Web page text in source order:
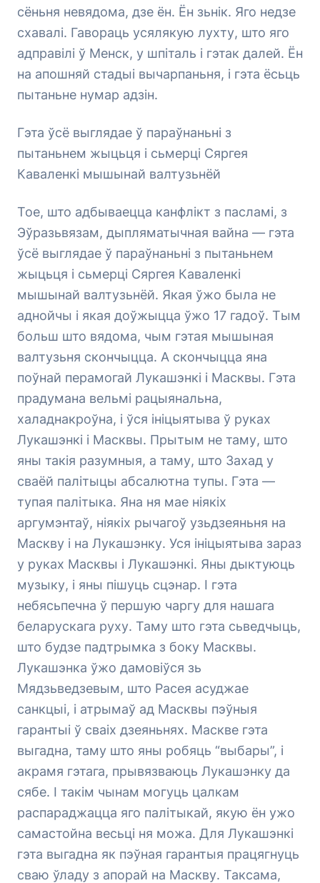
сёньня невядома, дзе ён. Ён зьнік. Яго недзе
схавалі. Гавораць усялякую лухту, што яго
адправілі ў Менск, у шпіталь і гэтак далей. Ён
на апошняй стадыі вычарпаньня, і гэта ёсьць
пытаньне нумар адзін.
Гэта ўсё выглядае ў параўнаньні з
пытаньнем жыцьця і сьмерці Сяргея
Каваленкі мышынай валтузьнёй
Тое, што адбываецца канфлікт з пасламі, з
Эўразьвязам, дыпляматычная вайна — гэта
ўсё выглядае ў параўнаньні з пытаньнем
жыцьця і сьмерці Сяргея Каваленкі
мышынай валтузьнёй. Якая ўжо была не
аднойчы і якая доўжыцца ўжо 17 гадоў. Тым
больш што вядома, чым гэтая мышыная
валтузьня скончыцца. А скончыцца яна
поўнай перамогай Лукашэнкі і Масквы. Гэта
прадумана вельмі рацыянальна,
халаднакроўна, і ўся ініцыятыва ў руках
Лукашэнкі і Масквы. Прытым не таму, што
яны такія разумныя, а таму, што Захад у
сваёй палітыцы абсалютна тупы. Гэта —
тупая палітыка. Яна ня мае ніякіх
аргумэнтаў, ніякіх рычагоў узьдзеяньня на
Маскву і на Лукашэнку. Уся ініцыятыва зараз
у руках Масквы і Лукашэнкі. Яны дыктуюць
музыку, і яны пішуць сцэнар. І гэта
небясьпечна ў першую чаргу для нашага
беларускага руху. Таму што гэта сьведчыць,
што будзе падтрымка з боку Масквы.
Лукашэнка ўжо дамовіўся зь
Мядзьведзевым, што Расея асуджае
санкцыі, і атрымаў ад Масквы пэўныя
гарантыі ў сваіх дзеяньнях. Маскве гэта
выгадна, таму што яны робяць “выбары”, і
акрамя гэтага, прывязваюць Лукашэнку да
сябе. І такім чынам могуць цалкам
распараджацца яго палітыкай, якую ён ужо
самастойна весьці ня можа. Для Лукашэнкі
гэта выгадна як пэўная гарантыя працягнуць
сваю ўладу з апорай на Маскву. Таксама,